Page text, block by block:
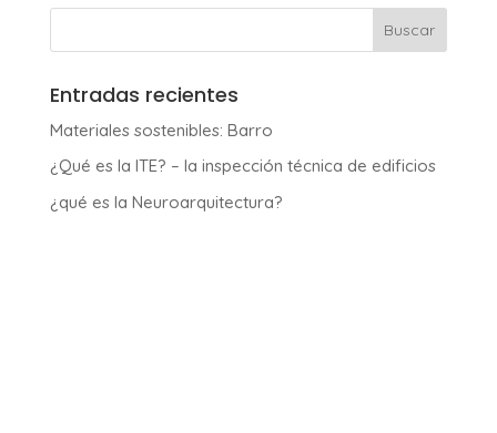
Entradas recientes
Materiales sostenibles: Barro
¿Qué es la ITE? – la inspección técnica de edificios
¿qué es la Neuroarquitectura?